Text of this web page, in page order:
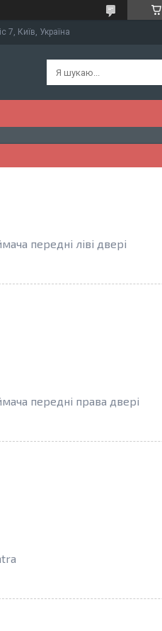
7, Київ, Україна
передні ліві двері
передні права двері